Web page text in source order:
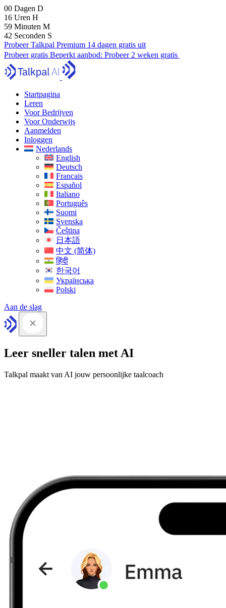
00 Dagen D
16 Uren H
59 Minuten M
41 Seconden S
Probeer Talkpal Premium 14 dagen gratis uit
Probeer gratis Beperkt aanbod: Probeer 2 weken gratis
Startpagina
Leren
Voor Bedrijven
Voor Onderwijs
Aanmelden
Inloggen
Nederlands
English
Deutsch
Français
Español
Italiano
Português
Suomi
Svenska
Čeština
日本語
中文 (简体)
हिंदी
한국어
Українська
Polski
Aan de slag
Leer sneller talen met AI
Talkpal maakt van AI jouw persoonlijke taalcoach